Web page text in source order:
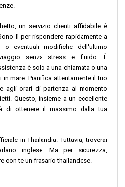
un servizio clienti affidabile è
lì per rispondere rapidamente a
o eventuali modifiche dell'ultimo
senza stress e fluido. È
è solo a una chiamata o una
mare. Pianifica attentamente il tuo
agli orari di partenza al momento
Questo, insieme a un eccellente
di ottenere il massimo dalla tua
in Thailandia. Tuttavia, troverai
inglese. Ma per sicurezza,
con te un frasario thailandese.